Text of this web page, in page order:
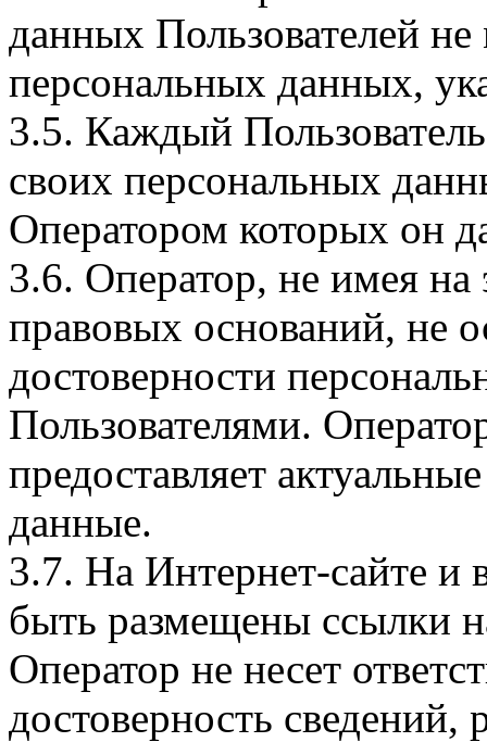
данных Пользователей
персональных данных,
3.5. Каждый
своих персональных
Оператором которых он
3.6. Оператор, не имея
правовых оснований, не
достоверности
Пользователями.
предоставляет
данные.
3.7. На Интернет-сайте
быть размещены ссылки
Оператор не несет
достоверность